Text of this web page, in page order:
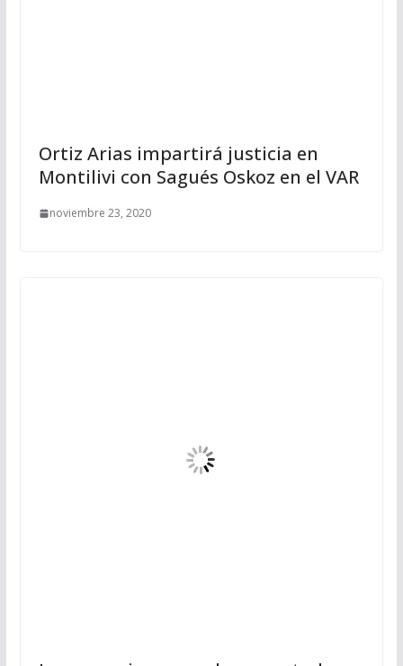
Ortiz Arias impartirá justicia en
Montilivi con Sagués Oskoz en el VAR
noviembre 23, 2020